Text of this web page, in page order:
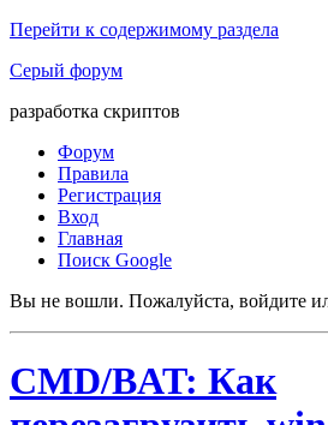
Перейти к содержимому раздела
Серый форум
разработка скриптов
Форум
Правила
Регистрация
Вход
Главная
Поиск Google
Вы не вошли. Пожалуйста, войдите
CMD/BAT: Как